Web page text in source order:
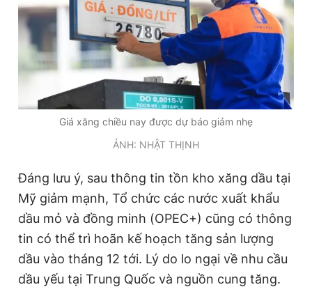
© 2003-2026 Bản quyền thuộc về Báo Thanh Niên. Cấm sao
chép dưới mọi hình thức nếu không có sự chấp thuận bằng văn
bản. Phát triển bởi ePi Technologies, JSC.
Giá xăng chiều nay được dự báo giảm nhẹ
ẢNH: NHẬT THỊNH
Đáng lưu ý, sau thông tin tồn kho xăng dầu tại
Mỹ giảm mạnh, Tổ chức các nước xuất khẩu
dầu mỏ và đồng minh (OPEC+) cũng có thông
tin có thể trì hoãn kế hoạch tăng sản lượng
dầu vào tháng 12 tới. Lý do lo ngại về nhu cầu
dầu yếu tại Trung Quốc và nguồn cung tăng.